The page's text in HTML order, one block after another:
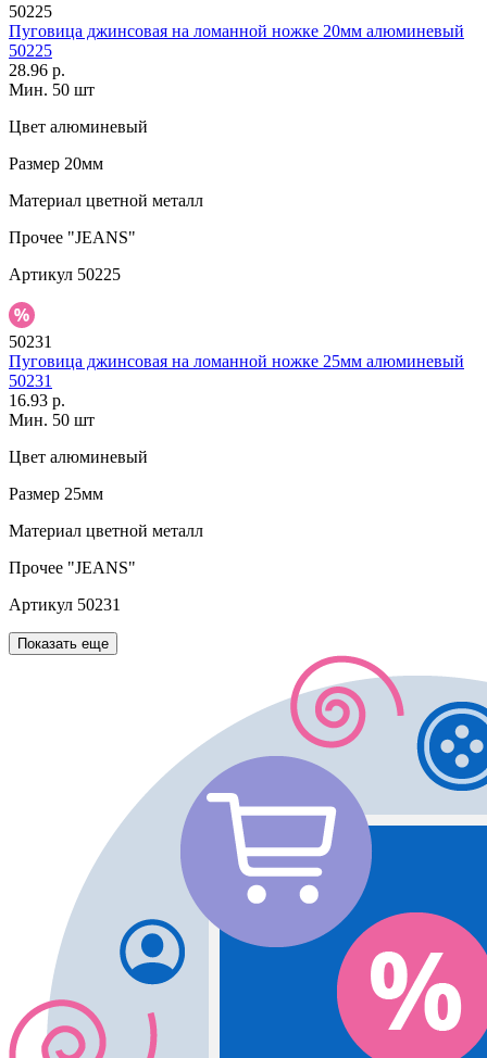
50225
Пуговица джинсовая на ломанной ножке 20мм алюминевый
50225
28.96 р.
Мин. 50 шт
Цвет алюминевый
Размер 20мм
Материал цветной металл
Прочее "JEANS"
Артикул 50225
50231
Пуговица джинсовая на ломанной ножке 25мм алюминевый
50231
16.93 р.
Мин. 50 шт
Цвет алюминевый
Размер 25мм
Материал цветной металл
Прочее "JEANS"
Артикул 50231
Показать еще